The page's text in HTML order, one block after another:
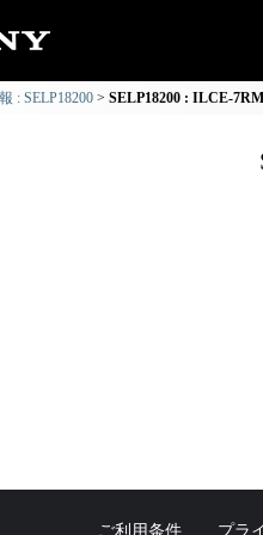
: SELP18200 SELP18200 : ILCE-
ご利用条件 プラ